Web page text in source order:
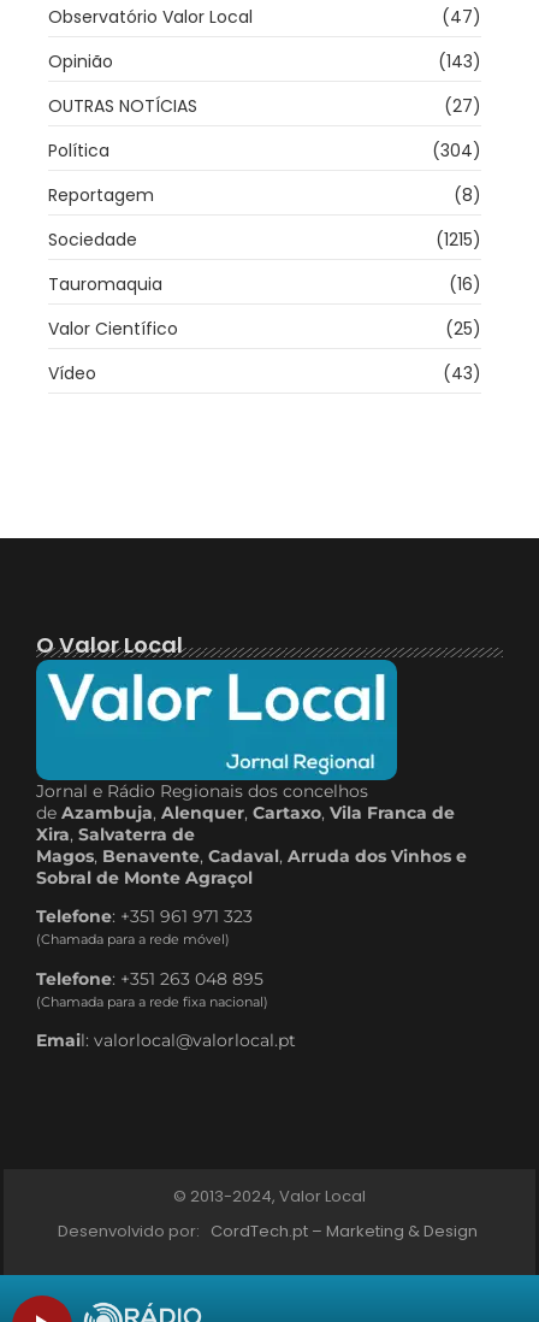
Observatório Valor Local
(47)
Opinião
(143)
OUTRAS NOTÍCIAS
(27)
Política
(304)
Reportagem
(8)
Sociedade
(1215)
Tauromaquia
(16)
Valor Científico
(25)
Vídeo
(43)
O Valor Local
Jornal e Rádio Regionais dos concelhos
de Azambuja, Alenquer, Cartaxo, Vila Franca de
Xira, Salvaterra de
Magos, Benavente, Cadaval, Arruda dos Vinhos e
Sobral de Monte Agraçol
Telefone: +351 961 971 323
(Chamada para a rede móvel)
Telefone: +351 263 048 895
(Chamada para a rede fixa nacional)
Email: valorlocal@valorlocal.pt
© 2013-2024, Valor Local
Desenvolvido por: CordTech.pt – Marketing & Design